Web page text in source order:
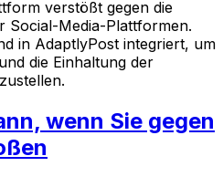
verstößt gegen die
Social-Media-Plattformen.
in AdaptlyPost integriert, um
die Einhaltung der
wenn Sie gegen